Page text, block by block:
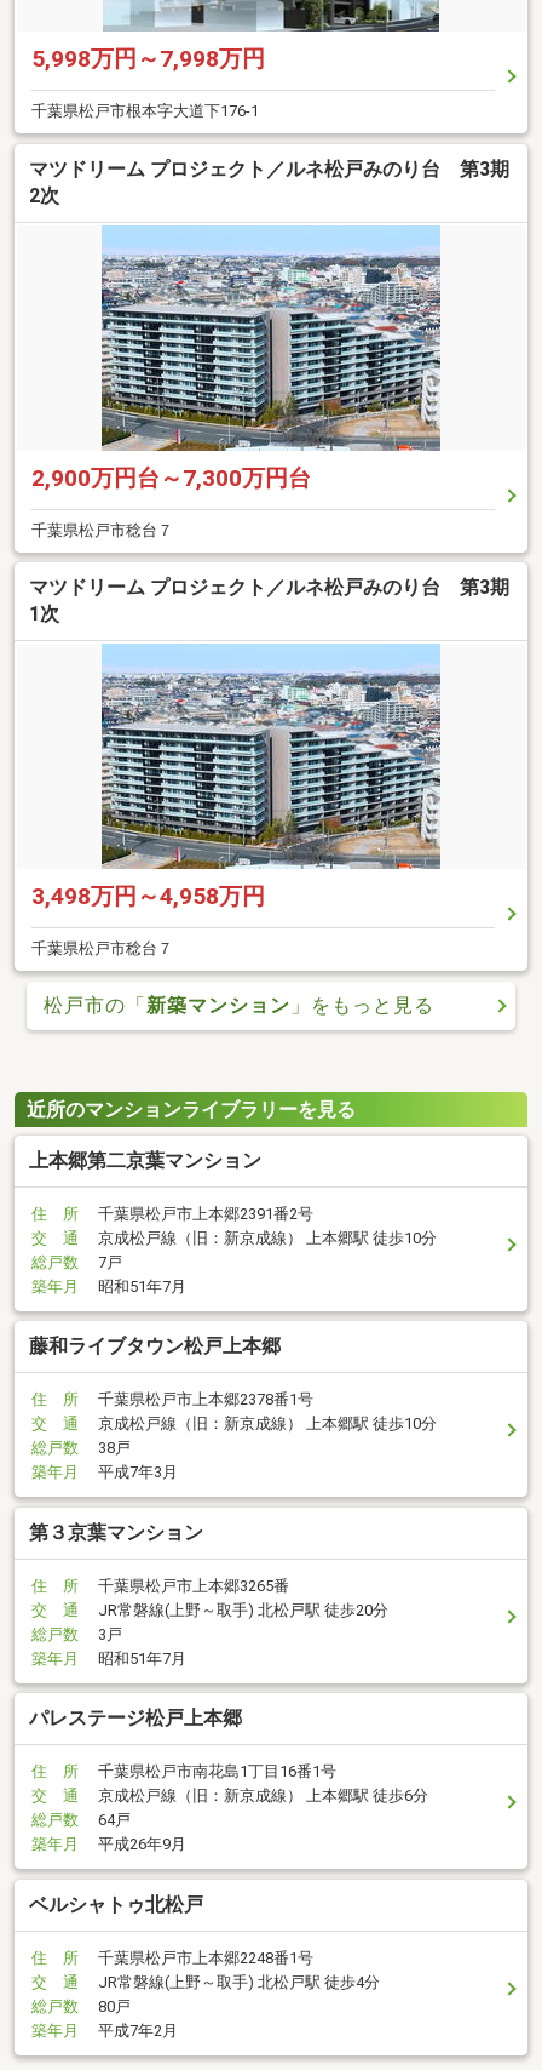
5,998万円～7,998万円
千葉県松戸市根本字大道下176-1
マツドリーム プロジェクト／ルネ松戸みのり台 第3期
2次
2,900万円台～7,300万円台
千葉県松戸市稔台７
マツドリーム プロジェクト／ルネ松戸みのり台 第3期
1次
3,498万円～4,958万円
千葉県松戸市稔台７
松戸市の「新築マンション 」をもっと見る
近所のマンションライブラリーを見る
上本郷第二京葉マンション
住 所
千葉県松戸市上本郷2391番2号
交 通
京成松戸線（旧：新京成線） 上本郷駅 徒歩10分
総戸数
7戸
築年月
昭和51年7月
藤和ライブタウン松戸上本郷
住 所
千葉県松戸市上本郷2378番1号
交 通
京成松戸線（旧：新京成線） 上本郷駅 徒歩10分
総戸数
38戸
築年月
平成7年3月
第３京葉マンション
住 所
千葉県松戸市上本郷3265番
交 通
JR常磐線(上野～取手) 北松戸駅 徒歩20分
総戸数
3戸
築年月
昭和51年7月
パレステージ松戸上本郷
住 所
千葉県松戸市南花島1丁目16番1号
交 通
京成松戸線（旧：新京成線） 上本郷駅 徒歩6分
総戸数
64戸
築年月
平成26年9月
ベルシャトゥ北松戸
住 所
千葉県松戸市上本郷2248番1号
交 通
JR常磐線(上野～取手) 北松戸駅 徒歩4分
総戸数
80戸
築年月
平成7年2月